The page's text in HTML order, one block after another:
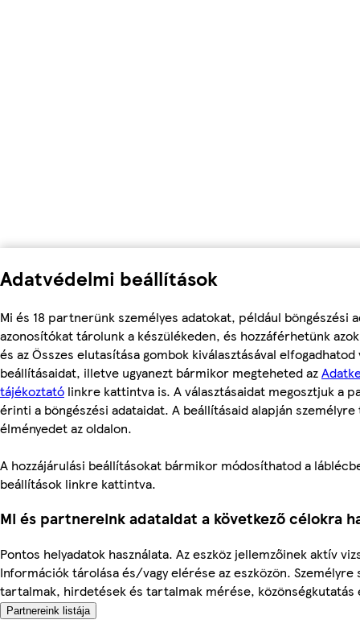
Adatvédelmi beállítások
Mi és 18 partnerünk személyes adatokat, például böngészési
azonosítókat tárolunk a készülékeden, és hozzáférhetünk
és az Összes elutasítása gombok kiválasztásával
beállításaidat, illetve ugyanezt bármikor megteheted az
tájékoztató linkre kattintva is. A választásaidat megosztjuk a
érinti a böngészési adataidat. A beállításaid alapján
élményedet az oldalon.
A hozzájárulási beállításokat bármikor módosíthatod a
beállítások linkre kattintva.
Mi és partnereink adataidat a következő célokra
Pontos helyadatok használata. Az eszköz jellemzőinek aktív
Információk tárolása és/vagy elérése az eszközön.
tartalmak, hirdetések és tartalmak mérése, közönségkutatás
Partnereink listája